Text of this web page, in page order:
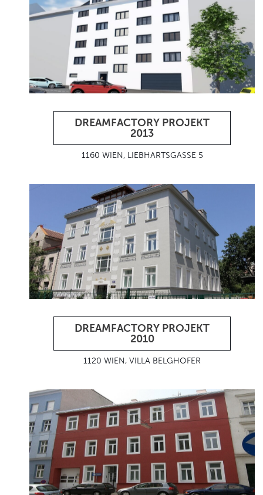
DREAMFACTORY PROJEKT
2013
1160 WIEN, LIEBHARTSGASSE 5
DREAMFACTORY PROJEKT
2010
1120 WIEN, VILLA BELGHOFER